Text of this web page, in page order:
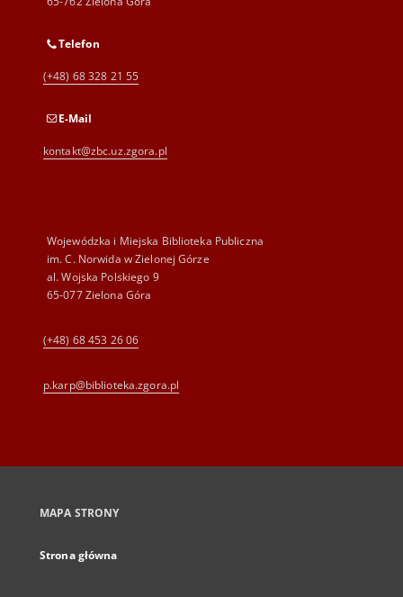
Telefon
(+48) 68 328 21 55
E-Mail
kontakt@zbc.uz.zgora.pl
Wojewódzka i Miejska Biblioteka Publiczna
im. C. Norwida w Zielonej Górze
al. Wojska Polskiego 9
65-077 Zielona Góra
(+48) 68 453 26 06
p.karp@biblioteka.zgora.pl
MAPA STRONY
Strona główna